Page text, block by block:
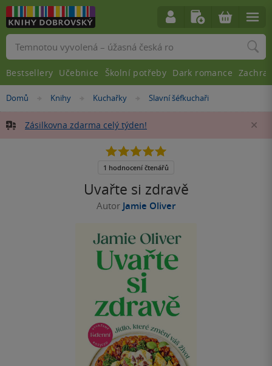
Nacházíte
zde:
Domů »
Knihy »
Kuchařky »
Slavní šéfkuchaři
Zásilkovna zdarma celý týden!
Uvařte si zdravě
Autor Jamie Oliver
5.0
5
1 hodnocení čtenářů
Vyhledávání
Bestsellery Učebnice Školní potřeby Dark romance